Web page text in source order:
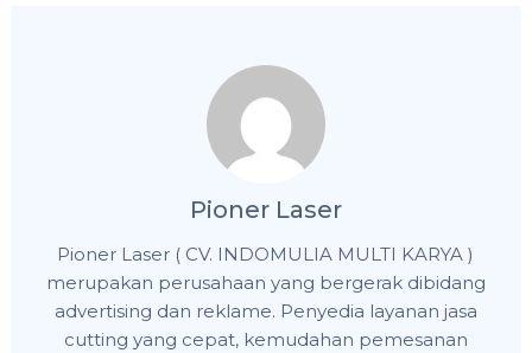
Pioner Laser
Pioner Laser ( CV. INDOMULIA MULTI KARYA )
merupakan perusahaan yang bergerak dibidang
advertising dan reklame. Penyedia layanan jasa
cutting yang cepat, kemudahan pemesanan